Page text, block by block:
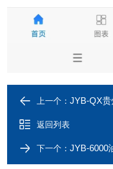
上一个： JYB-QX
返回列表
下一个： JYB-6000油